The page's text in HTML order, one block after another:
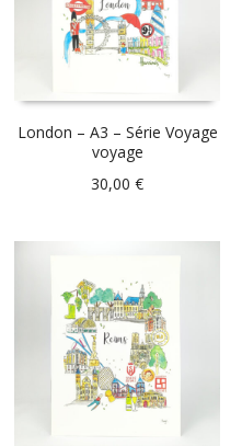
London – A3 – Série Voyage
voyage
30,00€